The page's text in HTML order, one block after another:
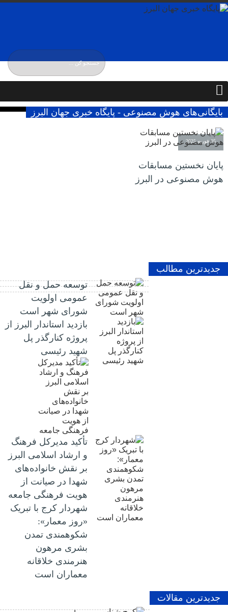
پنجشنبه / ۱۵ مرداد / ۱۴۰۵
بایگانی‌های هوش مصنوعی - پایگاه خبری جهان البرز
05 فوریه 2025
پایان نخستین مسابقات
هوش مصنوعی در البرز
جدیدترین مطالب
توسعه حمل و نقل
عمومی اولویت
شورای شهر است
بازدید استاندار البرز از
پروژه کنارگذر پل
شهید رئیسی
تأکید مدیرکل فرهنگ
و ارشاد اسلامی البرز
بر نقش خانواده‌های
شهدا در صیانت از
هویت فرهنگی جامعه
شهردار کرج با تبریک
«روز معمار»:
شکوهمندی تمدن
بشری مرهون
هنرمندی خلاقانه
معماران است
جدیدترین مقالات